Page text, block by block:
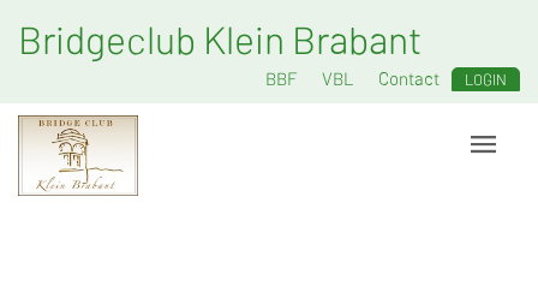
Bridgeclub Klein Brabant
BBF VBL Contact LOGIN